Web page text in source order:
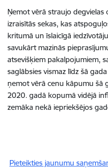
Ņemot vērā straujo degvielas
izraisītās sekas, kas
kritumā un īslaicīgā
savukārt mazinās
atsevišķiem pakalpojumiem,
saglābsies vismaz līdz šā
ņemot vērā cenu kāpumu šā
2020. gadā kopumā vidējā
zemāka nekā iepriekšējos
Pieteikties jaunumu